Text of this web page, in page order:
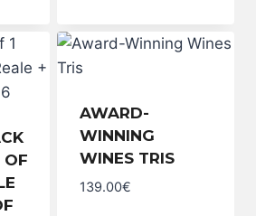
legno
OF
AWARD-
WINNING
WINES TRIS
139.00€